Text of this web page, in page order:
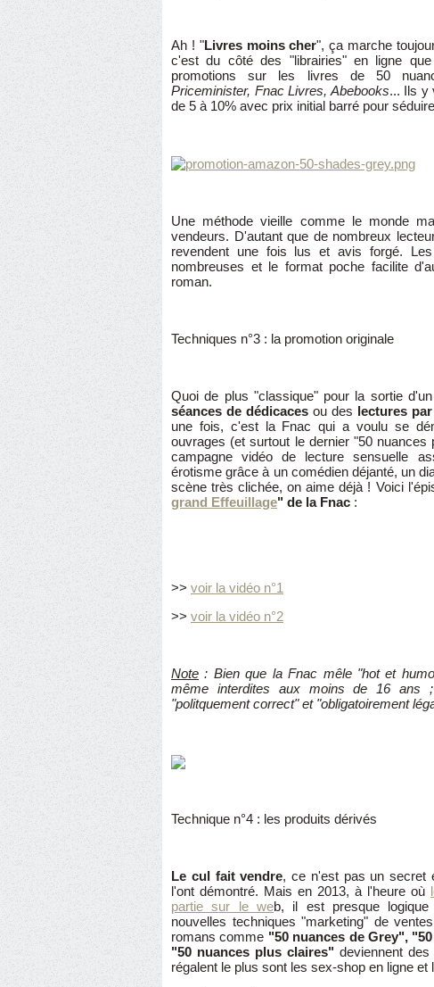
Ah ! "Livres moins cher", ça marche
c'est du côté des "librairies" en ligne
promotions sur les livres de 50
Priceminister, Fnac Livres, Abebooks... Ils y
de 5 à 10% avec prix initial barré pour
Une méthode vieille comme le monde
vendeurs. D'autant que de nombreux
revendent une fois lus et avis forgé.
nombreuses et le format poche facilite
roman.
Techniques n°3 : la promotion originale
Quoi de plus "classique" pour la sortie
séances de dédicaces ou des lectures
une fois, c'est la Fnac qui a voulu se
ouvrages (et surtout le dernier "50 nuances
campagne vidéo de lecture sensuelle
érotisme grâce à un comédien déjanté, un
scène très clichée, on aime déjà ! Voici
grand Effeuillage" de la Fnac :
>> voir la vidéo n°1
>> voir la vidéo n°2
Note : Bien que la Fnac mêle "hot et
même interdites aux moins de 16 ans
"politquement correct" et "obligatoirement
Technique n°4 : les produits dérivés
Le cul fait vendre, ce n'est pas un secret
l'ont démontré. Mais en 2013, à l'heure où
partie sur le web, il est presque
nouvelles techniques "marketing" de
romans comme "50 nuances de Grey",
"50 nuances plus claires" deviennent
régalent le plus sont les sex-shop en ligne et